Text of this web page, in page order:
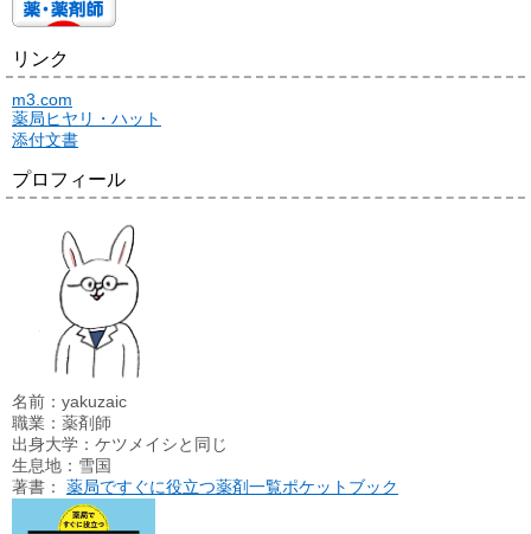
リンク
m3.com
薬局ヒヤリ・ハット
添付文書
プロフィール
名前：yakuzaic
職業：薬剤師
出身大学：ケツメイシと同じ
生息地：雪国
著書： 薬局ですぐに役立つ薬剤一覧ポケットブック